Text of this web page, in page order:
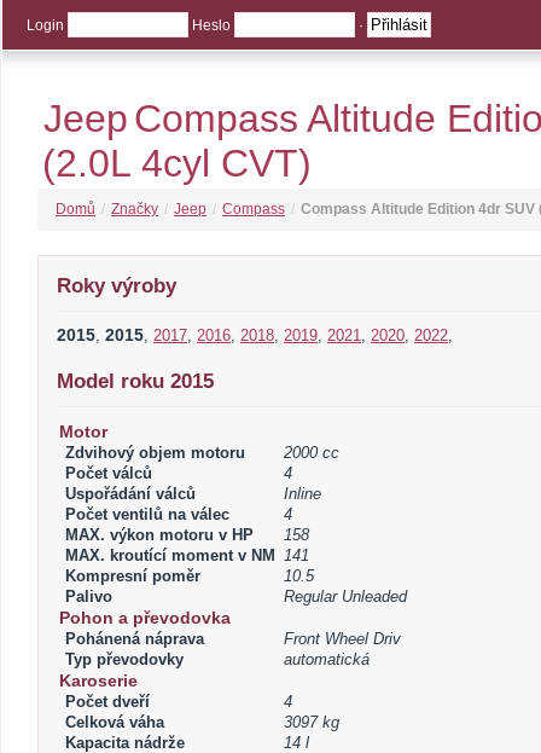
Login Heslo ·
JeepCompass Altitude
(2.0L 4cyl CVT)
Domů / Značky / Jeep / Compass / Compass Altitude Edition 4dr SUV
Roky výroby
2015, 2015, 2017, 2016, 2018, 2019, 2021, 2020, 2022,
Model roku 2015
Motor
Zdvihový objem motoru
2000 cc
Počet válců
4
Uspořádání válců
Inline
Počet ventilů na válec
4
MAX. výkon motoru v HP
158
MAX. kroutící moment v NM 141
Kompresní poměr
10.5
Palivo
Regular Unleaded
Pohon a převodovka
Pohánená náprava
Front Wheel Driv
Typ převodovky
automatická
Karoserie
Počet dveří
4
Celková váha
3097 kg
Kapacita nádrže
14 l